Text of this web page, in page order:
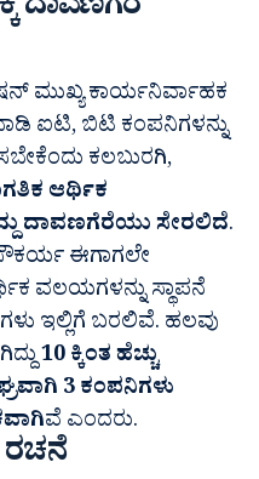
ದಾವಣಗೆರೆ
ಮುಖ್ಯ ಕಾರ್ಯನಿರ್ವಾಹಕ
ಐಟಿ, ಬಿಟಿ ಕಂಪನಿಗಳನ್ನು
ಕಲಬುರಗಿ,
ಆರ್ಥಿಕ
ದಾವಣಗೆರೆಯು ಸೇರಲಿದೆ.
ಈಗಾಗಲೇ
ವಲಯಗಳನ್ನು ಸ್ಥಾಪನೆ
ಇಲ್ಲಿಗೆ ಬರಲಿವೆ. ಹಲವು
10 ಕ್ಕಿಂತ ಹೆಚ್ಚು
3 ಕಂಪನಿಗಳು
ವೆ ಎಂದರು.